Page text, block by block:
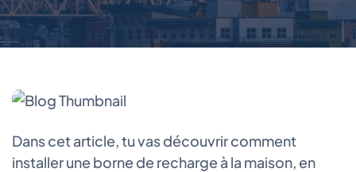
Dans cet article, tu vas découvrir comment
installer une borne de recharge à la maison, en